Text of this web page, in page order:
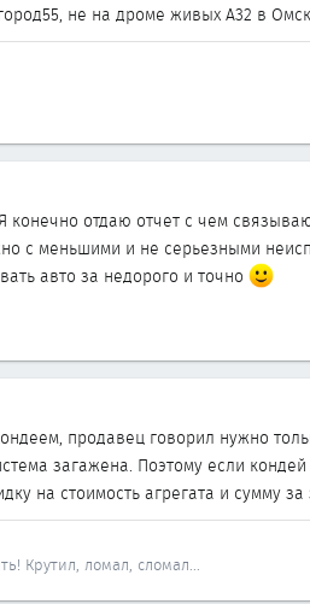
не на дроме живых А32 в
конечно отдаю отчет с чем
с меньшими и не серьезными
авто за недорого и точно
продавец говорил нужно
загажена. Поэтому если
на стоимость агрегата и сумму
Крутил, ломал, сломал...